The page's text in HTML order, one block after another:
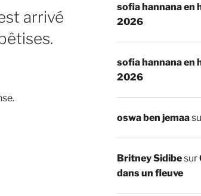
arrivé
sofia hannana en
2026
sofia hannana en
2026
oswa ben jemaa
Britney Sidibesur
dans un fleuve